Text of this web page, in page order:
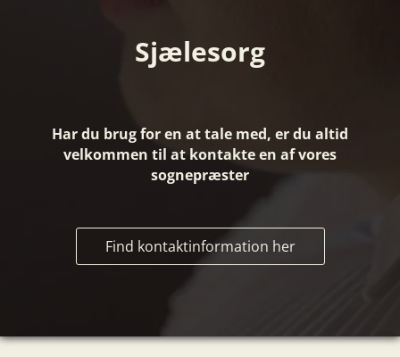
Sjælesorg
Har du brug for en at tale med, er du altid
velkommen til at kontakte en af vores
sognepræster
Find kontaktinformation her
.